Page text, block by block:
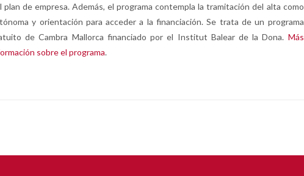
plan de empresa. Además, el programa contempla la tramitación del alta como
y orientación para acceder a la financiación. Se trata de un programa
de Cambra Mallorca financiado por el Institut Balear de la Dona. Más
sobre el programa.